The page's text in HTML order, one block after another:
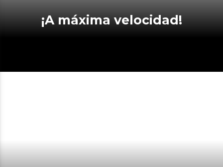
¡A máxima velocidad!